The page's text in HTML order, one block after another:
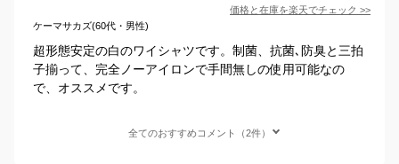
価格と在庫を楽天でチェック >>
ケーマサカズ(60代・男性)
超形態安定の白のワイシャツです。制菌、抗菌､防臭と三拍
子揃って、完全ノーアイロンで手間無しの使用可能なの
で、オススメです。
全てのおすすめコメント（2件）